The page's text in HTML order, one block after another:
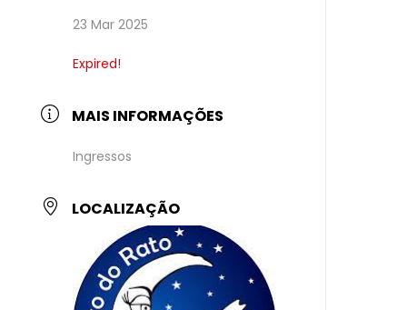
23 Mar 2025
Expired!
MAIS INFORMAÇÕES
Ingressos
LOCALIZAÇÃO